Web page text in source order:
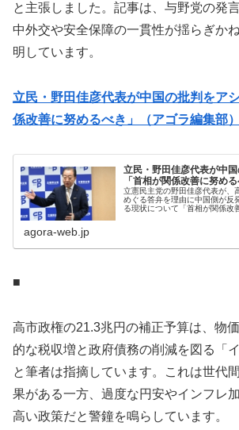
と主張しました。記事は、与野党の発
中外交や安全保障の一貫性が揺らぎか
明しています。
立民・野田佳彦代表が中国の批判をア
係改善に努めるべき」（アゴラ編集部）
立民・野田佳彦代表が中
「首相が関係改善に努める
立憲民主党の野田佳彦代表が、
めぐる答弁を理由に中国側が反
る現状について「首相が関係改
ようとしている中で、元首相で
agora-web.jp
■
高市政権の21.3兆円の補正予算は、物
的な税収増と政府債務の削減を図る「
と筆者は指摘しています。これは世代
果がある一方、過度な円安やインフレ
高い政策だと警鐘を鳴らしています。